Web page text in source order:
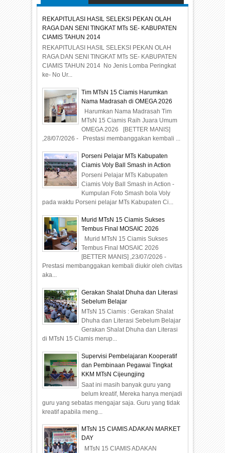
REKAPITULASI HASIL SELEKSI PEKAN OLAH
RAGA DAN SENI TINGKAT MTs SE- KABUPATEN
CIAMIS TAHUN 2014
REKAPITULASI HASIL SELEKSI PEKAN OLAH
RAGA DAN SENI TINGKAT MTs SE- KABUPATEN
CIAMIS TAHUN 2014 No Jenis Lomba Peringkat
ke- No Ur...
Tim MTsN 15 Ciamis Harumkan
Nama Madrasah di OMEGA 2026
Harumkan Nama Madrasah Tim
MTsN 15 Ciamis Raih Juara Umum
OMEGA 2026 [BETTER MANIS]
,28/07/2026 - Prestasi membanggakan kembali ...
Porseni Pelajar MTs Kabupaten
Ciamis Voly Ball Smash in Action
Porseni Pelajar MTs Kabupaten
Ciamis Voly Ball Smash in Action -
Kumpulan Foto Smash bola Voly
pada waktu Porseni pelajar MTs Kabupaten Ci...
Murid MTsN 15 Ciamis Sukses
Tembus Final MOSAIC 2026
Murid MTsN 15 Ciamis Sukses
Tembus Final MOSAIC 2026
[BETTER MANIS] ,23/07/2026 -
Prestasi membanggakan kembali diukir oleh civitas
aka...
Gerakan Shalat Dhuha dan Literasi
Sebelum Belajar
MTsN 15 Ciamis : Gerakan Shalat
Dhuha dan Literasi Sebelum Belajar
Gerakan Shalat Dhuha dan Literasi
di MTsN 15 Ciamis merup...
Supervisi Pembelajaran Kooperatif
dan Pembinaan Pegawai Tingkat
KKM MTsN Cijeungjing
Saat ini masih banyak guru yang
belum kreatif, Mereka hanya menjadi
guru yang sebatas mengajar saja. Guru yang tidak
kreatif apabila meng...
MTsN 15 CIAMIS ADAKAN MARKET
DAY
MTsN 15 CIAMIS ADAKAN